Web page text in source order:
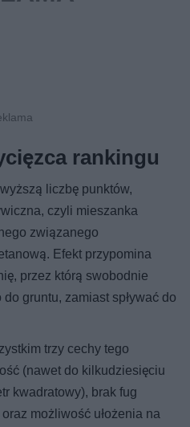
rankingu
liczbę punktów,
czyli mieszanka
związanego
Efekt przypomina
przez którą swobodnie
gruntu, zamiast spływać do
trzy cechy tego
(nawet do kilkudziesięciu
kwadratowy), brak fug
możliwość ułożenia na